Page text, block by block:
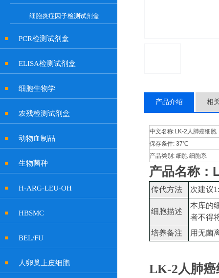
细胞炎症因子检测试剂盒
PCR检测试剂盒
ELISA检测试剂盒
细胞生物学
农残检测试剂盒
动物血制品
生物菌种
H-ARG-LEU-OH
HBSMC
BEL/FU
人卵巢上皮细胞
产品介绍 相
中文名称:LK-2人肺癌细胞
保存条件: 37℃
产品类别: 细胞 细胞系
产品名称：
传代方法 次建议1:
细胞描述
本库的
者不得
培养备注
用无菌
LK-2人肺癌